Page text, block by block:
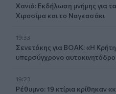
Χανιά: Εκδήλωση μνήμης για
Χιροσίμα και το Ναγκασάκι
19:33
Σενετάκης για ΒΟΑΚ: «Η
υπερσύγχρονο
19:23
Ρέθυμνο: 19 κτίρια κρίθηκαν